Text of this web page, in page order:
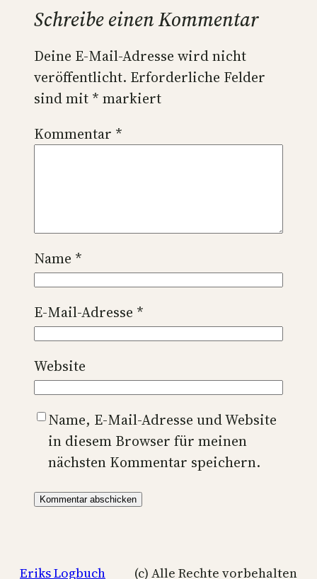
Schreibe einen Kommentar
Deine E-Mail-Adresse wird nicht
veröffentlicht. Erforderliche Felder
sind mit * markiert
Kommentar *
Name *
E-Mail-Adresse *
Website
Name, E-Mail-Adresse und Website
in diesem Browser für meinen
nächsten Kommentar speichern.
Eriks Logbuch (c) Alle Rechte vorbehalten